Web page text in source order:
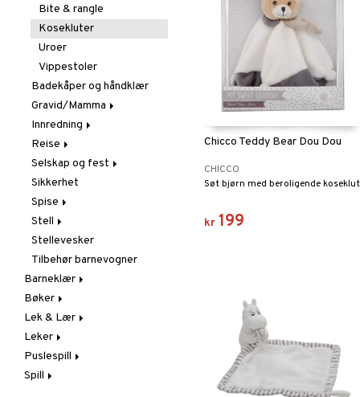
Chicco Teddy Bear Dou Dou
CHICCO
Søt bjørn med beroligende
kr 199
Skolemateriell
Stickers
Tegne & Male
Trylling
Hatter og luer
Lommebøker
Smykker
Solbriller
Bite & rangle
Kosekluter
Uroer
Vippestoler
Badekåper og håndklær
Gravid/Mamma
Graviditet & amming
Innredning
Barnemøbler
Dekorasjon
Lamper
Oppbevaring
Sengetøy
Tepper
Reise
I bilen
Paraply
Vesker
Selskap og fest
Maskerade
Tilbehør
Sikkerhet
Spise
Barneservise
Matbokser &
Matforvaring
Smekker
Tåteflasker & Tilbehør
Vannflasker & Tillbehør
Stell
Baderommet
Håndklær
Hudpleie
Smokker & Tilbehør
Stellevesker
Tilbehør barnevogner
Barneklær
Badeklær & UV-klær
Kjoler
Overdeler
Sweatshirts
T-shirts
Sko
Soveklær
Bøker
Aktivitetsbøker
Dagbøker
Malebøker
Lek & Lær
Eksperiment
Innlæringsspill
Instrument
Leker
Adventskalendere
Babylek
Puslespill
1000 biter
Spill